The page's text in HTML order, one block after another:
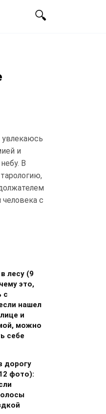
и
В
с
лесу (9
это,
с
нашел
и
можно
себе
дорогу
фото):